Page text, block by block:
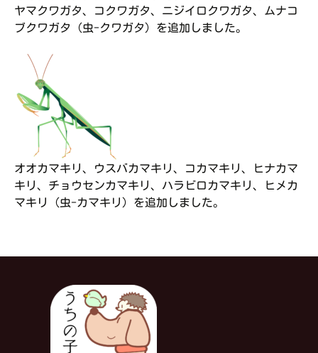
ヤマクワガタ、コクワガタ、ニジイロクワガタ、ムナコ
ブクワガタ（虫-クワガタ）を追加しました。
オオカマキリ、ウスバカマキリ、コカマキリ、ヒナカマ
キリ、チョウセンカマキリ、ハラビロカマキリ、ヒメカ
マキリ（虫-カマキリ）を追加しました。